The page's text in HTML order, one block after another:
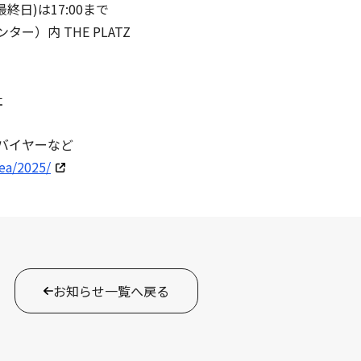
日)は17:00まで
ター）内 THE PLATZ
イヤーなど
2025/
お知らせ一覧へ戻る